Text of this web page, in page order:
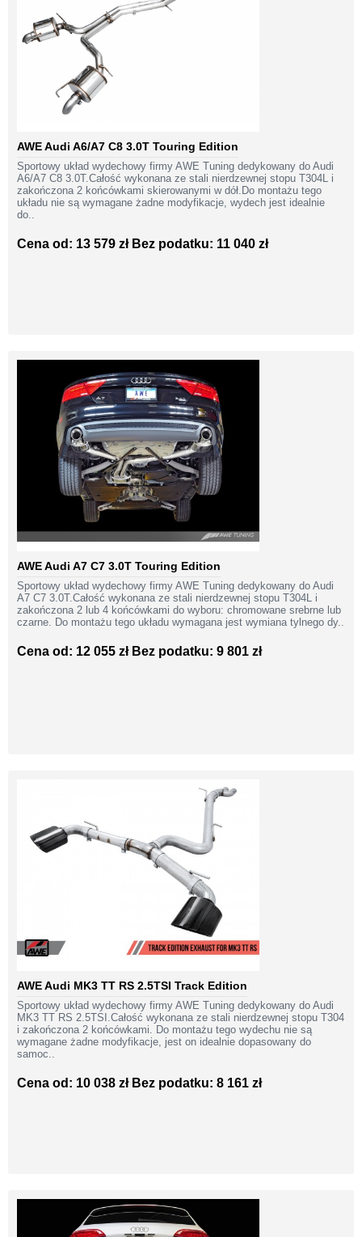
AWE Audi A6/A7 C8 3.0T Touring Edition
Sportowy układ wydechowy firmy AWE Tuning dedykowany do Audi
A6/A7 C8 3.0T.Całość wykonana ze stali nierdzewnej stopu T304L i
zakończona 2 końcówkami skierowanymi w dół.Do montażu tego
układu nie są wymagane żadne modyfikacje, wydech jest idealnie
do..
Cena od: 13 579 zł Bez podatku: 11 040 zł
AWE Audi A7 C7 3.0T Touring Edition
Sportowy układ wydechowy firmy AWE Tuning dedykowany do Audi
A7 C7 3.0T.Całość wykonana ze stali nierdzewnej stopu T304L i
zakończona 2 lub 4 końcówkami do wyboru: chromowane srebrne lub
czarne. Do montażu tego układu wymagana jest wymiana tylnego dy..
Cena od: 12 055 zł Bez podatku: 9 801 zł
AWE Audi MK3 TT RS 2.5TSI Track Edition
Sportowy układ wydechowy firmy AWE Tuning dedykowany do Audi
MK3 TT RS 2.5TSI.Całość wykonana ze stali nierdzewnej stopu T304
i zakończona 2 końcówkami. Do montażu tego wydechu nie są
wymagane żadne modyfikacje, jest on idealnie dopasowany do
samoc..
Cena od: 10 038 zł Bez podatku: 8 161 zł